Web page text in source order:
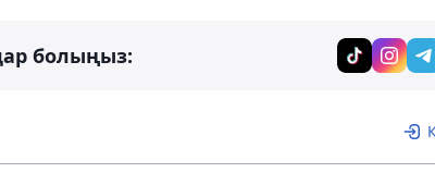
болыңыз: